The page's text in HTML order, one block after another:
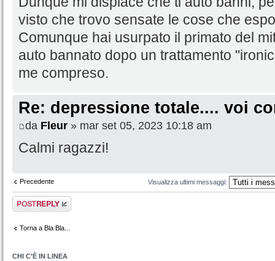
visto che trovo sensate le cose che
Comunque hai usurpato il primato del
auto bannato dopo un trattamento
me compreso.
Re: depressione totale.... voi
da Fleur » mar set 05, 2023 10:18 am
Calmi ragazzi!
Precedente Visualizza ultimi messaggi:
Rispondi al
messaggio
Torna a Bla Bla...
CHI C’È IN LINEA